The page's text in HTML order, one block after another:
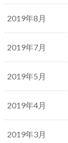
2019年8月
2019年7月
2019年5月
2019年4月
2019年3月